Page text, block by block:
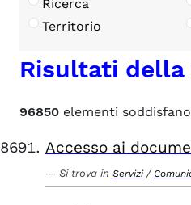
Ricerca
Territorio
Risultati
96850 elementi
Accesso ai
Si trova in Servizi /